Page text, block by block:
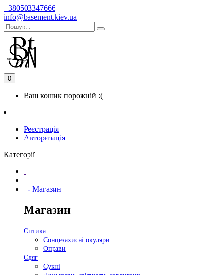
+380503347666
info@basement.kiev.ua
0
Ваш кошик порожній :(
Реєстрація
Авторизація
Категорії
+- Магазин
Магазин
Оптика
Сонцезахисні окуляри
Оправи
Одяг
Сукні